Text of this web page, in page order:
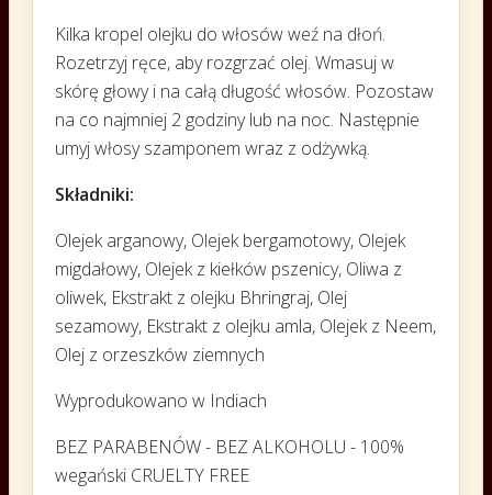
Kilka kropel olejku do włosów weź na dłoń.
Rozetrzyj ręce, aby rozgrzać olej. Wmasuj w
skórę głowy i na całą długość włosów. Pozostaw
na co najmniej 2 godziny lub na noc. Następnie
umyj włosy szamponem wraz z odżywką.
Składniki:
Olejek arganowy, Olejek bergamotowy, Olejek
migdałowy, Olejek z kiełków pszenicy, Oliwa z
oliwek, Ekstrakt z olejku Bhringraj, Olej
sezamowy, Ekstrakt z olejku amla, Olejek z Neem,
Olej z orzeszków ziemnych
Wyprodukowano w Indiach
BEZ PARABENÓW - BEZ ALKOHOLU - 100%
wegański CRUELTY FREE